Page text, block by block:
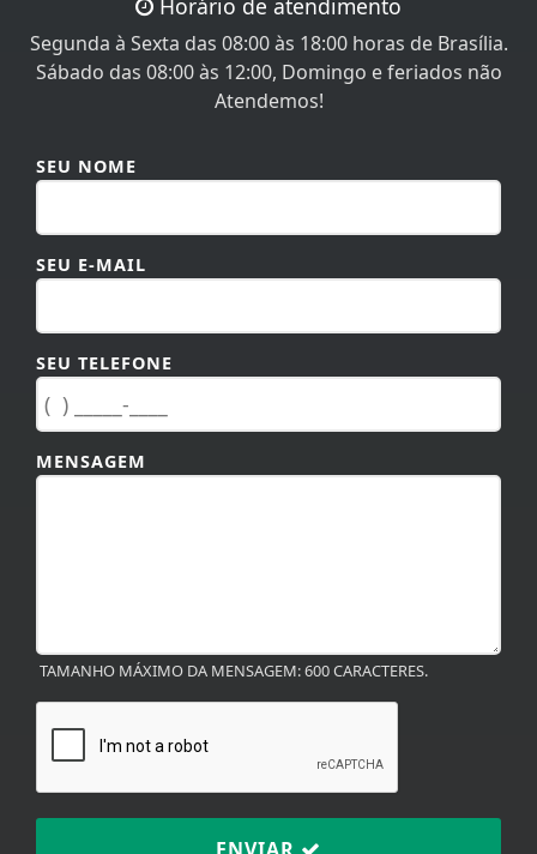
Segunda à Sexta das 08:00 às 18:00 horas de Brasília.
Sábado das 08:00 às 12:00, Domingo e feriados não
Atendemos!
SEU E-MAIL
SEU TELEFONE
MENSAGEM
ENVIAR